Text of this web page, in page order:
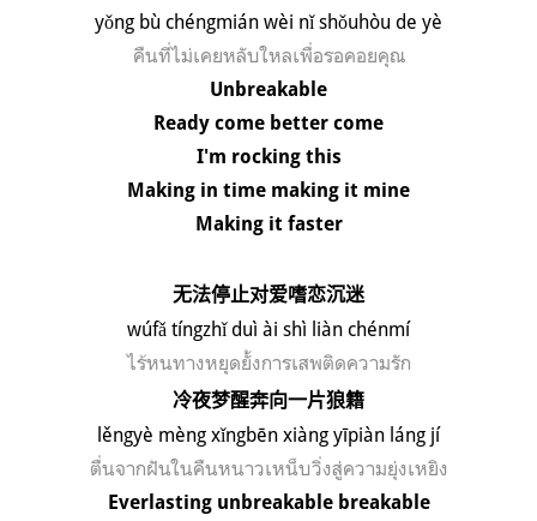
yǒng bù chéngmián wèi nǐ shǒuhòu de yè
คืนที่ไม่เคยหลับใหลเพื่อรอคอยคุณ
Unbreakable
Ready come better come
I'm rocking this
Making in time making it mine
Making it faster
无法停止对爱嗜恋沉迷
wúfǎ tíngzhǐduì ài shì liàn chénmí
ไร้หนทางหยุดยั้งการเสพติดความรัก
冷夜梦醒奔向一片狼籍
lěngyè mèng xǐngbēn xiàng yīpiàn láng jí
ตื่นจากฝันในคืนหนาวเหน็บวิ่งสู่ความยุ่งเหยิง
Everlasting unbreakable breakable